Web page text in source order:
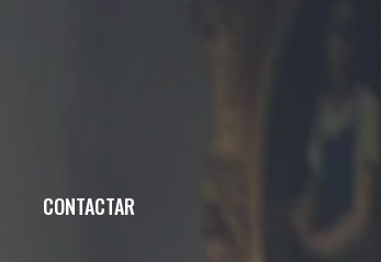
CONTACTAR